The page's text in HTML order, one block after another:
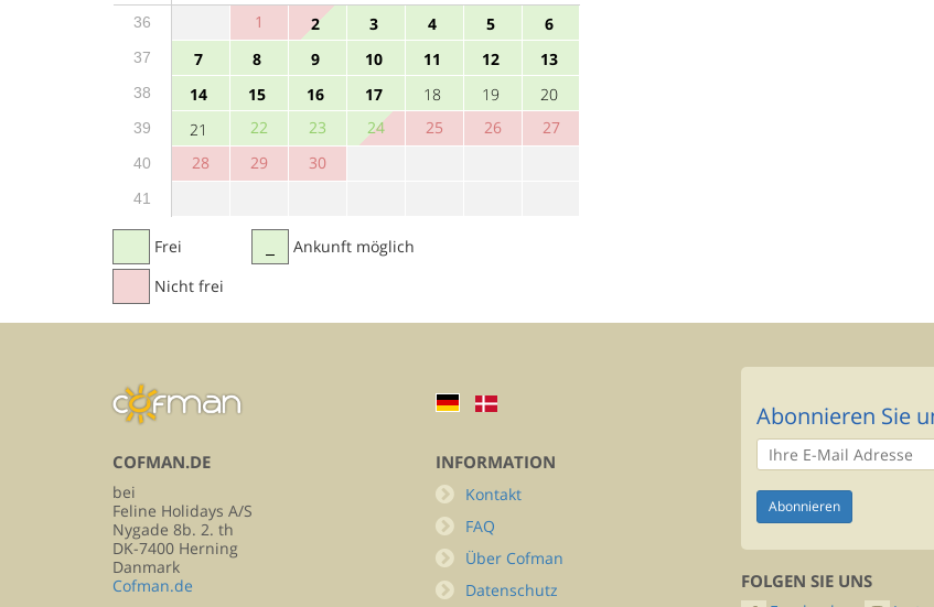
36
1 2 3 4 5 6
37 7 8 9 10 11 12 13
38 14 15 16 17 18 19 20
39 21 22 23 24 25 26 27
40 28 29 30
41
Frei
Nicht frei
Ankunft möglich
COFMAN.DE
bei
Feline Holidays A/S
Nygade 8b. 2. th
DK-7400 Herning
Danmark
Cofman.de
INFORMATION
Kontakt
FAQ
Über Cofman
Datenschutz
Abonnieren Sie
FOLGEN SIE UNS